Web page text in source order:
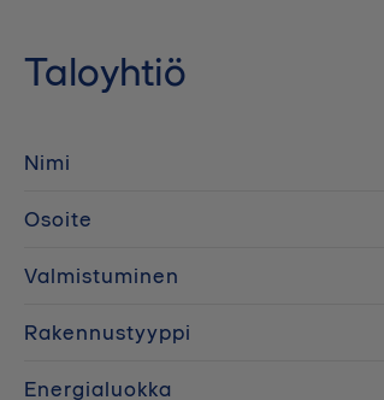
Taloyhtiö
Nimi
Osoite
Valmistuminen
Rakennustyyppi
Energialuokka